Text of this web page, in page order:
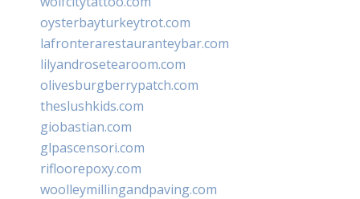
oysterbayturkeytrot.com
lafronterarestauranteybar.com
lilyandrosetearoom.com
olivesburgberrypatch.com
theslushkids.com
giobastian.com
glpascensori.com
rifloorepoxy.com
woolleymillingandpaving.com